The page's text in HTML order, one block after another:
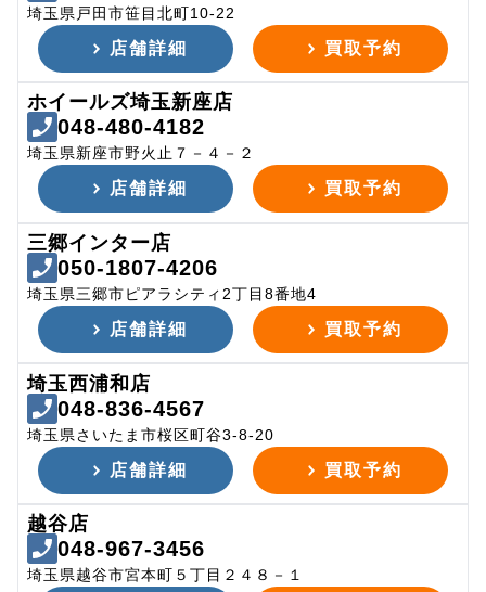
埼玉県戸田市笹目北町10-22
店舗詳細 買取予約
ホイールズ埼玉新座店
048-480-4182
埼玉県新座市野火止７－４－２
店舗詳細 買取予約
三郷インター店
050-1807-4206
埼玉県三郷市ピアラシティ2丁目8番地4
店舗詳細 買取予約
埼玉西浦和店
048-836-4567
埼玉県さいたま市桜区町谷3-8-20
店舗詳細 買取予約
越谷店
048-967-3456
埼玉県越谷市宮本町５丁目２４８－１